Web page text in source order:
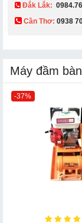
Đắk Lắk:
Cần Thơ: 0938
Máy đầm
-37%